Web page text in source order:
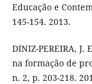
Educação e
145-154. 2013.
DINIZ-PEREIRA,
na formação de
n. 2, p. 203-218.